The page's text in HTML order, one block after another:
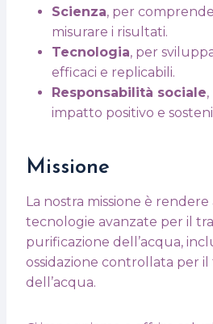
Scienza, per
misurare i risultati.
Tecnologia, per
efficaci e replicabili.
Responsabilità sociale
impatto positivo e
Missione
La nostra missione è rendere
tecnologie avanzate per il
purificazione dell’acqua,
ossidazione controllata per
dell’acqua.